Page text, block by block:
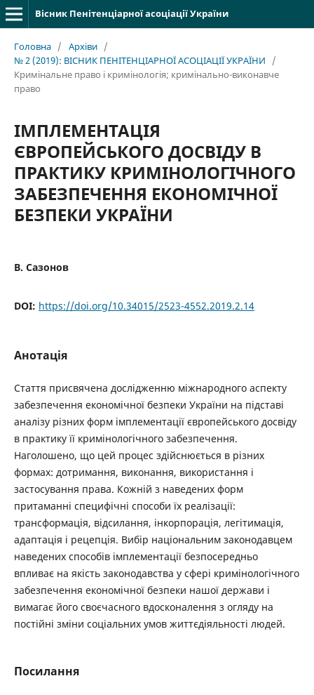
Вісник Пенітенціарної асоціації України
Головна / Архіви /
№ 2 (2019): ВІСНИК ПЕНІТЕНЦІАРНОЇ АСОЦІАЦІЇ УКРАЇНИ
/
Кримінальне право і кримінологія; кримінально-виконавче
право
ІМПЛЕМЕНТАЦІЯ
ЄВРОПЕЙСЬКОГО ДОСВІДУ В
ПРАКТИКУ КРИМІНОЛОГІЧНОГО
ЗАБЕЗПЕЧЕННЯ ЕКОНОМІЧНОЇ
БЕЗПЕКИ УКРАЇНИ
В. Сазонов
DOI: https://doi.org/10.34015/2523-4552.2019.2.14
Анотація
Стаття присвячена дослідженню міжнародного аспекту
забезпечення економічної безпеки України на підставі
аналізу різних форм імплементації європейського досвіду
в практику її кримінологічного забезпечення.
Наголошено, що цей процес здійснюється в різних
формах: дотримання, виконання, використання і
застосування права. Кожній з наведених форм
притаманні специфічні способи їх реалізації:
трансформація, відсилання, інкорпорація, легітимація,
адаптація і рецепція. Вибір національним законодавцем
наведених способів імплементації безпосередньо
впливає на якість законодавства у сфері кримінологічного
забезпечення економічної безпеки нашої держави і
вимагає його своєчасного вдосконалення з огляду на
постійні зміни соціальних умов життєдіяльності людей.
Посилання